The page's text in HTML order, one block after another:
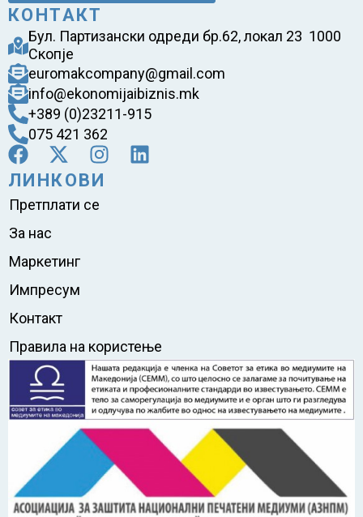
КОНТАКТ
Бул. Партизански одреди бр.62, локал 23 1000
Скопје
euromakcompany@gmail.com
info@ekonomijaibiznis.mk
+389 (0)23211-915
075 421 362
ЛИНКОВИ
Претплати се
За нас
Маркетинг
Импресум
Контакт
Правила на користење